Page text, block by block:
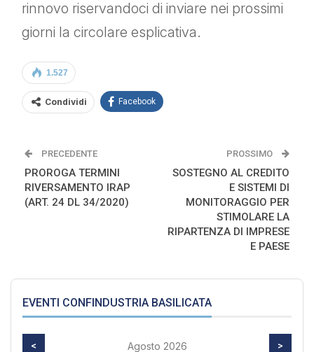
rinnovo riservandoci di inviare nei prossimi
giorni la circolare esplicativa.
1.527
Condividi Facebook
PRECEDENTE
PROROGA TERMINI
RIVERSAMENTO IRAP
(ART. 24 DL 34/2020)
PROSSIMO
SOSTEGNO AL CREDITO
E SISTEMI DI
MONITORAGGIO PER
STIMOLARE LA
RIPARTENZA DI IMPRESE
E PAESE
EVENTI CONFINDUSTRIA BASILICATA
< Agosto 2026 >